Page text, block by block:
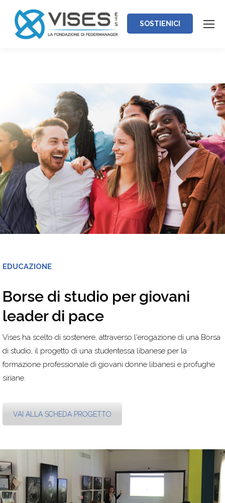
SOSTIENICI
EDUCAZIONE
Borse di studio per giovani
leader di pace
Vises ha scelto di sostenere, attraverso l'erogazione di una Borsa
di studio, il progetto di una studentessa libanese per la
formazione professionale di giovani donne libanesi e profughe
siriane.
VAI ALLA SCHEDA PROGETTO